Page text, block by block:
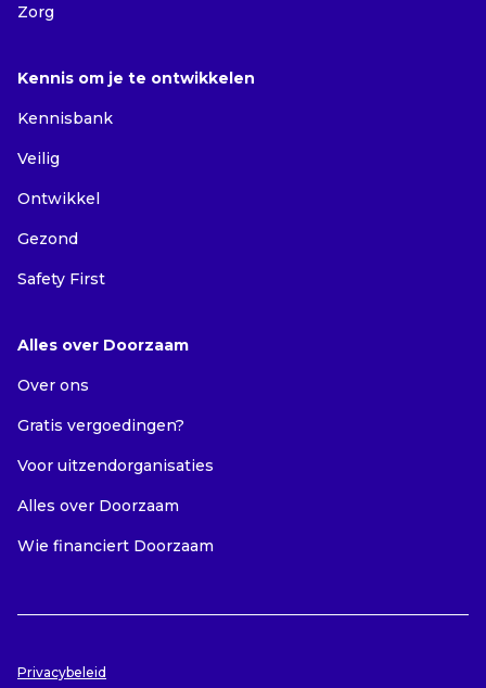
Zorg
Kennis om je te ontwikkelen
Kennisbank
Veilig
Ontwikkel
Gezond
Safety First
Alles over Doorzaam
Over ons
Gratis vergoedingen?
Voor uitzendorganisaties
Alles over Doorzaam
Wie financiert Doorzaam
Privacybeleid